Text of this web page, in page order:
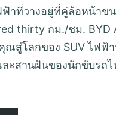
าที่วางอยู่ที่คู่ล้อหน้าข
thirty กม./ชม. BYD
ณสู่โลกของ SUV ไฟฟ้
ละสานฝันของนักขับรถ